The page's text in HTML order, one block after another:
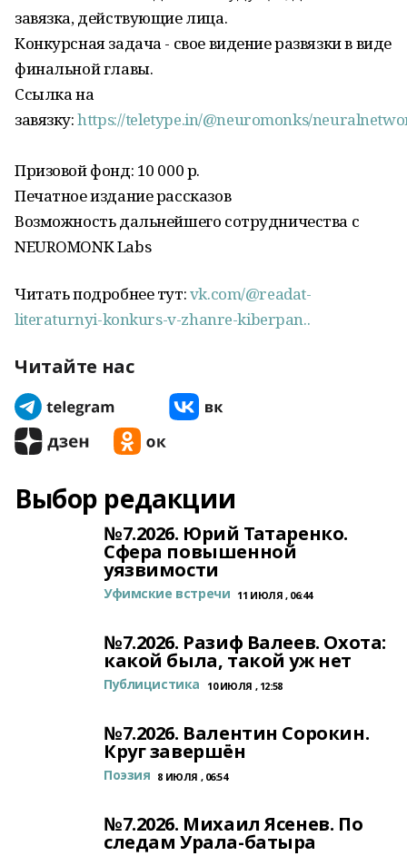
завязка, действующие лица.
Конкурсная задача - свое видение развязки в виде
финальной главы.
Ссылка на
завязку:https://teletype.in/@neuromonks/
Призовой фонд: 10 000 р.
Печатное издание рассказов
Возможность дальнейшего сотрудничества с
NEUROMONK Labs
Читать подробнее тут:vk.com/@readat-
literaturnyi-konkurs-v-zhanre-kiberpan..
Читайте нас
Выбор редакции
№7.2026. Юрий Татаренко.
Сфера повышенной
уязвимости
Уфимские встречи 11 ИЮЛЯ , 06:44
№7.2026. Разиф Валеев. Охота:
какой была, такой уж нет
Публицистика 10 ИЮЛЯ , 12:58
№7.2026. Валентин Сорокин.
Круг завершён
Поэзия 8 ИЮЛЯ , 06:54
№7.2026. Михаил Ясенев. По
следам Урала-батыра